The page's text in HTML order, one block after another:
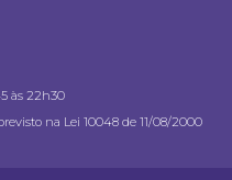
às 22h30
na Lei 10048 de 11/08/2000